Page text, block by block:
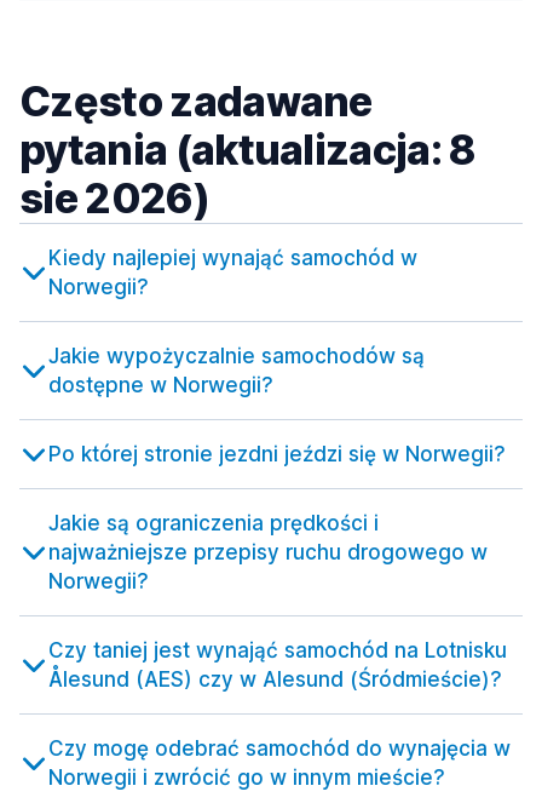
Często zadawane
pytania (aktualizacja: 8
sie 2026)
Kiedy najlepiej wynająć samochód w
Norwegii?
Jakie wypożyczalnie samochodów są
dostępne w Norwegii?
Po której stronie jezdni jeździ się w Norwegii?
Jakie są ograniczenia prędkości i
najważniejsze przepisy ruchu drogowego w
Norwegii?
Czy taniej jest wynająć samochód na Lotnisku
Ålesund (AES) czy w Alesund (Śródmieście)?
Czy mogę odebrać samochód do wynajęcia w
Norwegii i zwrócić go w innym mieście?